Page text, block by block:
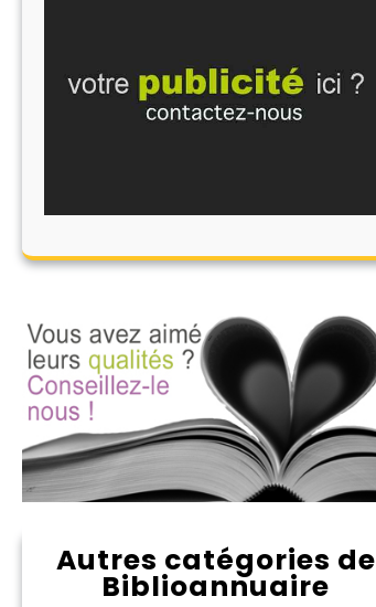
Autres catégories de
Biblioannuaire
Abonnement aux périodiques